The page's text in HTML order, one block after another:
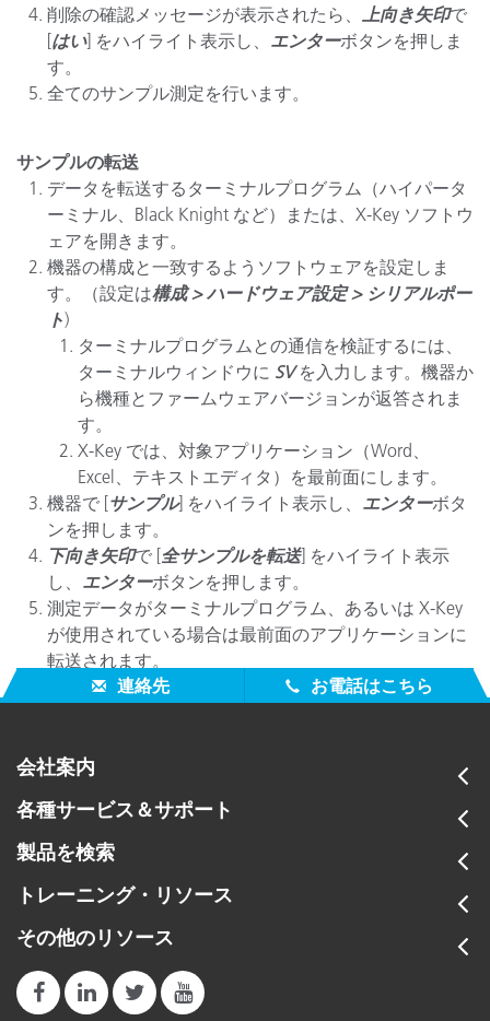
削除の確認メッセージが表示されたら、 上向き矢印で
[はい] をハイライト表示し、 エンターボタンを押しま
す。
全てのサンプル測定を行います。
サンプルの転送
データを転送するターミナルプログラム（ハイパータ
ーミナル、Black Knight など）または、X-Key ソフトウ
ェアを開きます。
機器の構成と一致するようソフトウェアを設定しま
す。（設定は構成 > ハードウェア設定 > シリアルポー
ト)
ターミナルプログラムとの通信を検証するには、
ターミナルウィンドウに SVを入力します。機器か
ら機種とファームウェアバージョンが返答されま
す。
X-Key では、対象アプリケーション（Word、
Excel、テキストエディタ）を最前面にします。
機器で [サンプル] をハイライト表示し、 エンターボタ
ンを押します。
下向き矢印で [全サンプルを転送] をハイライト表示
し、 エンターボタンを押します。
測定データがターミナルプログラム、あるいは X-Key
が使用されている場合は最前面のアプリケーションに
転送されます。
連絡先
お電話はこちら
会社案内
各種サービス＆サポート
製品を検索
トレーニング・リソース
その他のリソース